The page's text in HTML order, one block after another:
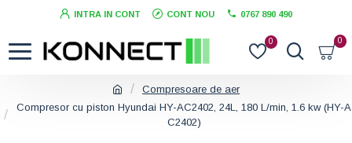
INTRA IN CONT CONT NOU 0767 890 490
0 0
Compresoare de aer
Compresor cu piston Hyundai HY-AC2402, 24L, 180 L/min, 1.6 kw (HY-A
C2402)